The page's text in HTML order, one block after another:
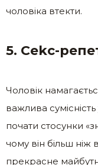
чоловіка втекти.
5. Сеkс-
Чоловік
важлива
почати стосунки
чому він більш
прекрасне